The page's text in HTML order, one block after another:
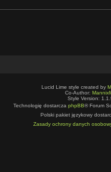
Lucid Lime style created by
Co-Author:
Style Version:
Technologię dostarcza phpBB® Forum
Polski pakiet językowy
Zasady ochrony danych